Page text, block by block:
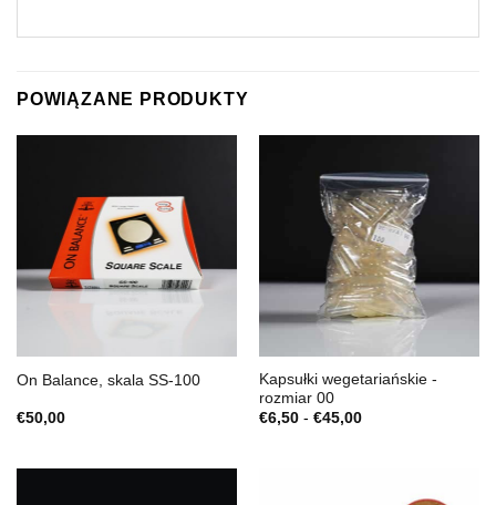
POWIĄZANE PRODUKTY
On Balance, skala SS-100
€50,00
Kapsułki wegetariańskie -
rozmiar 00
€6,50 - €45,00Zakres